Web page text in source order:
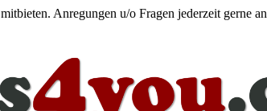
Anregungen u/o Fragen jederzeit gerne an